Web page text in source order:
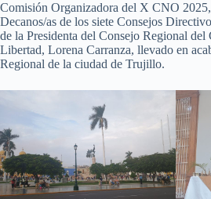
Comisión Organizadora del X CNO
Decanos/as de los siete Consejos
de la Presidenta del Consejo Regional
Libertad, Lorena Carranza, llevado en
Regional de la ciudad de Trujillo.